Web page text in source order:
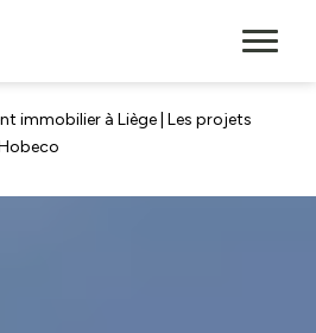
immobilier à Liège | Les projets